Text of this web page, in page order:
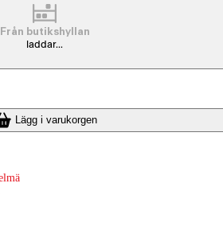
Från butikshyllan
laddar...
Lägg i varukorgen